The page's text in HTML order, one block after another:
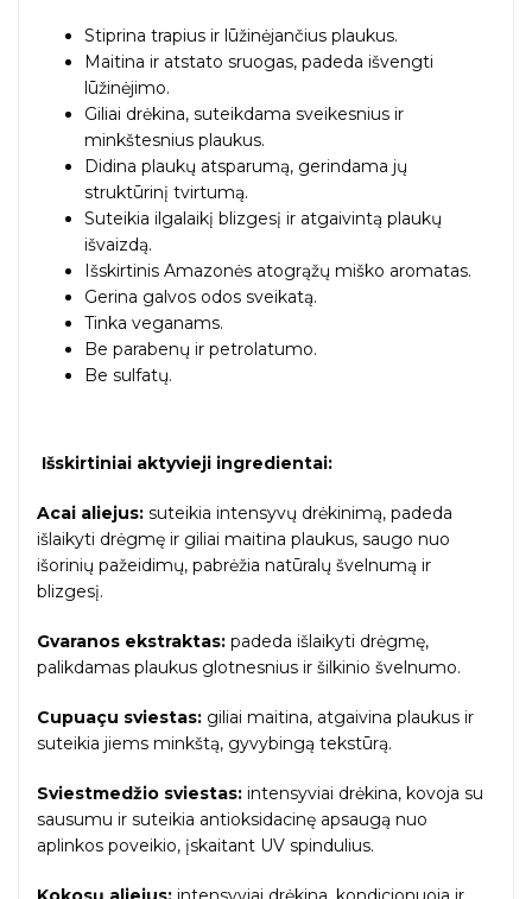
Stiprina trapius ir lūžinėjančius plaukus.
Maitina ir atstato sruogas, padeda išvengti
lūžinėjimo.
Giliai drėkina, suteikdama sveikesnius ir
minkštesnius plaukus.
Didina plaukų atsparumą, gerindama jų
struktūrinį tvirtumą.
Suteikia ilgalaikį blizgesį ir atgaivintą plaukų
išvaizdą.
Išskirtinis Amazonės atogrąžų miško aromatas.
Gerina galvos odos sveikatą.
Tinka veganams.
Be parabenų ir petrolatumo.
Be sulfatų.
Išskirtiniai aktyvieji ingredientai:
Acai aliejus: suteikia intensyvų drėkinimą, padeda
išlaikyti drėgmę ir giliai maitina plaukus, saugo nuo
išorinių pažeidimų, pabrėžia natūralų švelnumą ir
blizgesį.
Gvaranos ekstraktas: padeda išlaikyti drėgmę,
palikdamas plaukus glotnesnius ir šilkinio švelnumo.
Cupuaçu sviestas: giliai maitina, atgaivina plaukus ir
suteikia jiems minkštą, gyvybingą tekstūrą.
Sviestmedžio sviestas: intensyviai drėkina, kovoja su
sausumu ir suteikia antioksidacinę apsaugą nuo
aplinkos poveikio, įskaitant UV spindulius.